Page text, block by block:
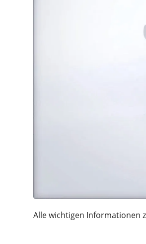
Alle wichtigen Informationen